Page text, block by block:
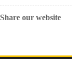
Share our website